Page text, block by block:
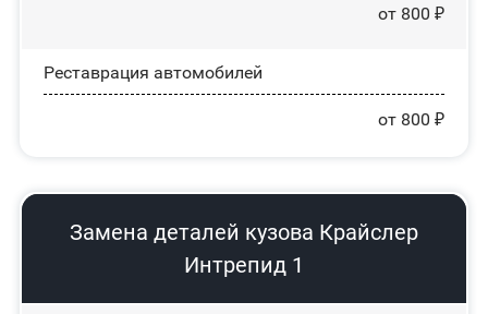
от 800 ₽
Реставрация автомобилей
от 800 ₽
Замена деталей кузова Крайслер
Интрепид 1